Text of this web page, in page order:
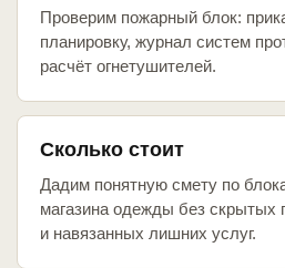
Проверим пожарный блок:
планировку, журнал систем
расчёт огнетушителей.
Сколько стоит
Дадим понятную смету по
магазина одежды без скрытых
и навязанных лишних услуг.